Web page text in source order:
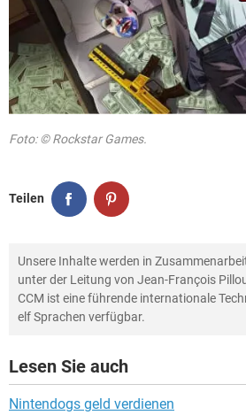
Foto: © Rockstar Games.
Teilen
Unsere Inhalte werden in
unter der Leitung von Jean-François
CCM ist eine führende internationale
elf Sprachen verfügbar.
Lesen Sie auch
Nintendogs geld verdienen